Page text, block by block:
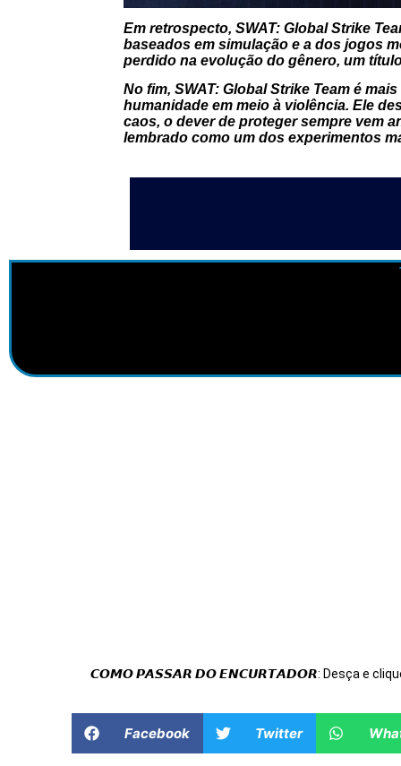
Em retrospecto, SWAT: Global Strike
baseados em simulação e a dos jogos
perdido na evolução do gênero, um
No fim, SWAT: Global Strike Teamé mais
humanidade em meio à violência. Ele
caos, o dever de proteger sempre vem
lembrado como um dos experimentos
𝘾𝙊𝙈𝙊 𝙋𝘼𝙎𝙎𝘼𝙍 𝘿𝙊 𝙀𝙉𝘾𝙐𝙍𝙏𝘼𝘿𝙊𝙍: Desça e clique
Facebook Twitter